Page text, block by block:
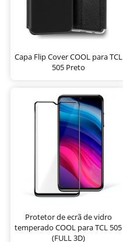
Capa Flip Cover COOL para TCL
505 Preto
Protetor de ecrã de vidro
temperado COOL para TCL 505
(FULL 3D)